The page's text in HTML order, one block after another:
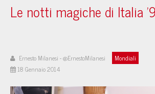
Le notti magiche di Italia
Ernesto Milanesi - @ErnestoMilanesi
Mondiali
18 Gennaio 2014